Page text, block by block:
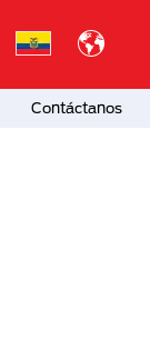
Contáctanos